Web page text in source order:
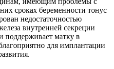
сроках беременности тонус
недостаточностью
внутренней секреции
поддерживает матку в
для имплантации